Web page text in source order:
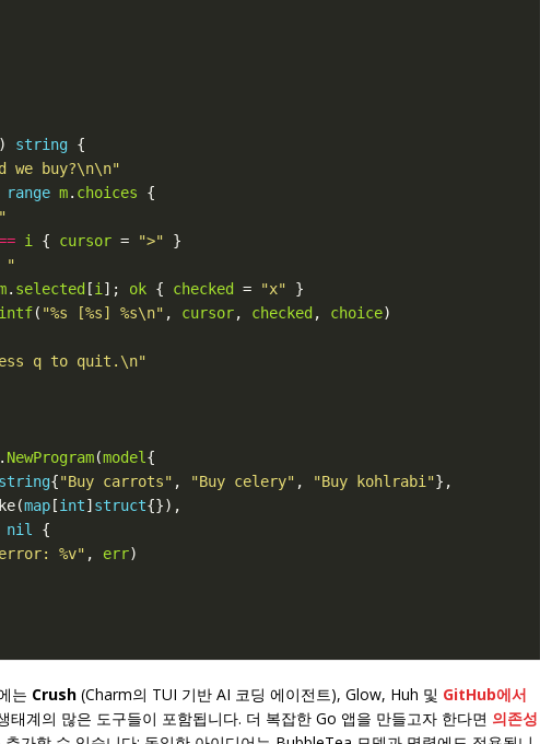
string
we buy?\n\n"
range m. choices
i { cursor = ">"
"
. selected [i ]; ok { checked = "x"
( "%s [%s] %s\n" , cursor, checked , choice
q to quit.\n"
. NewProgram(model
string{"Buy carrots" , "Buy celery" , "Buy kohlrabi"
map [int] struct
nil
%v" , err
는 Crush (Charm의 TUI 기반 AI 코딩 에이전트), Glow, Huh 및 GitHub에서
태계의 많은 도구들이 포함됩니다. 더 복잡한 Go 앱을 만들고자 한다면 의존성